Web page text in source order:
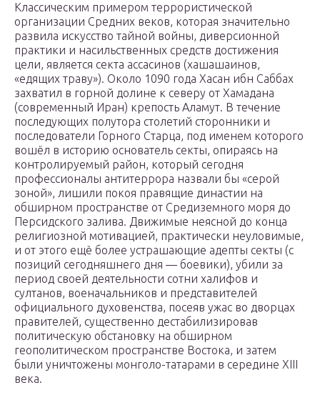
Классическим примером террористической
организации Средних веков, которая значительно
развила искусство тайной войны, диверсионной
практики и насильственных средств достижения
цели, является секта ассасинов (хашашаинов,
«едящих траву»). Около 1090 года Хасан ибн Саббах
захватил в горной долине к северу от Хамадана
(современный Иран) крепость Аламут. В течение
последующих полутора столетий сторонники и
последователи Горного Старца, под именем которого
вошёл в историю основатель секты, опираясь на
контролируемый район, который сегодня
профессионалы антитеррора назвали бы «серой
зоной», лишили покоя правящие династии на
обширном пространстве от Средиземного моря до
Персидского залива. Движимые неясной до конца
религиозной мотивацией, практически неуловимые,
и от этого ещё более устрашающие адепты секты (с
позиций сегодняшнего дня — боевики), убили за
период своей деятельности сотни халифов и
султанов, военачальников и представителей
официального духовенства, посеяв ужас во дворцах
правителей, существенно дестабилизировав
политическую обстановку на обширном
геополитическом пространстве Востока, и затем
были уничтожены монголо-татарами в середине XIII
века.